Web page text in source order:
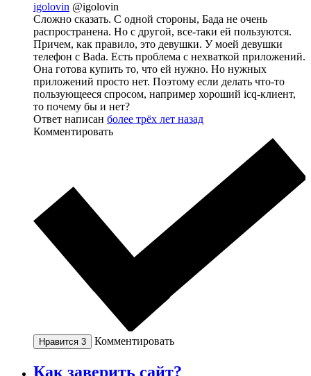
igolovin @igolovin
Сложно сказать. С одной стороны, Бада не очень
распространена. Но с другой, все-таки ей пользуются.
Причем, как правило, это девушки. У моей девушки
телефон с Bada. Есть проблема с нехваткой приложений.
Она готова купить то, что ей нужно. Но нужных
приложений просто нет. Поэтому если делать что-то
пользующееся спросом, например хороший icq-клиент,
то почему бы и нет?
Ответ написан более трёх лет назад
Комментировать
Нравится 3 Комментировать
Как заверить сайт?